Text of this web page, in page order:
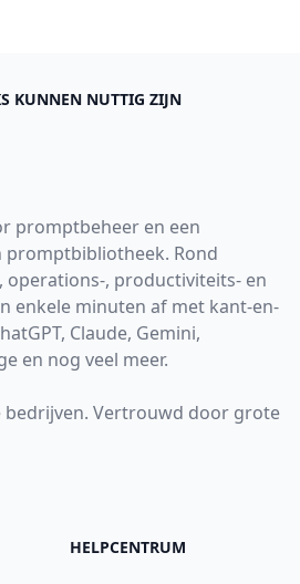
KUNNEN NUTTIG ZIJN
promptbeheer en een
Rond
operations-, productiviteits- en
enkele minuten af met kant-en-
Claude, Gemini,
en nog veel meer.
bedrijven. Vertrouwd door grote
HELPCENTRUM